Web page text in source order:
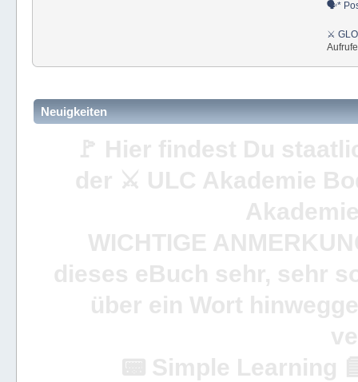
🗣*
⚔
Aufrufe
Neuigkeiten
🚩 Hier findest Du
der ⚔ ULC Akademie
WICHTIGE
dieses eBuch sehr, sehr
über ein Wort
📟 Simple Learning